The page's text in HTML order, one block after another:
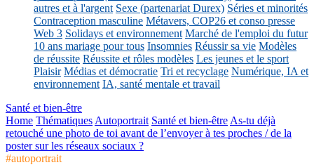
autres et à l'argent Sexe (partenariat Durex) Séries et minorités
Contraception masculine Métavers, COP26 et conso presse
Web 3 Solidays et environnement Marché de l'emploi du futur
10 ans mariage pour tous Insomnies Réussir sa vie Modèles
de réussite Réussite et rôles modèles Les jeunes et le sport
Plaisir Médias et démocratie Tri et recyclage Numérique, IA et
environnement IA, santé mentale et travail
Santé et bien-être
Home Thématiques Autoportrait Santé et bien-être As-tu déjà
retouché une photo de toi avant de l’envoyer à tes proches / de la
poster sur les réseaux sociaux ?
#autoportrait